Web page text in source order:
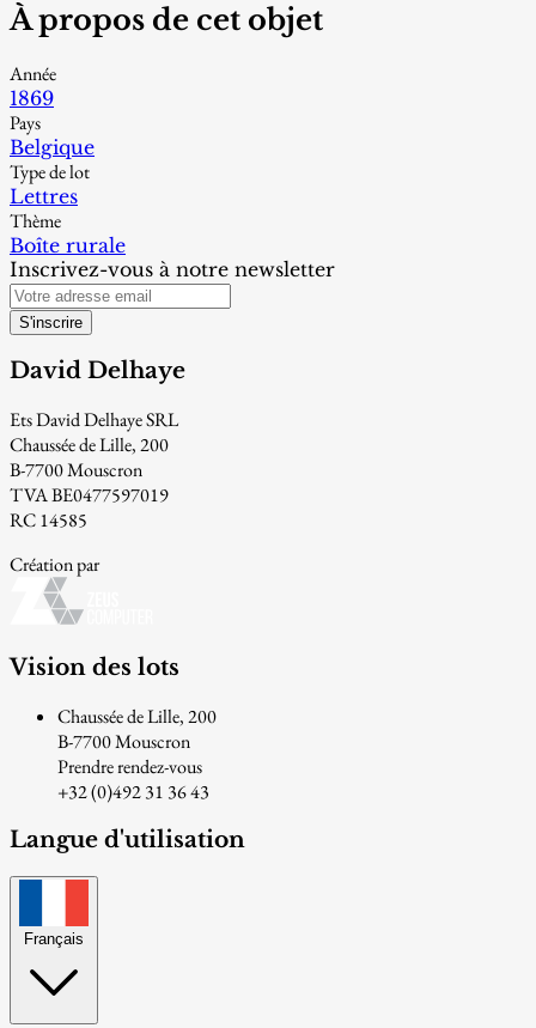
À propos de cet objet
Année
1869
Pays
Belgique
Type de lot
Lettres
Thème
Boîte rurale
Inscrivez-vous à notre newsletter
S'inscrire
David Delhaye
Ets David Delhaye SRL
Chaussée de Lille, 200
B-7700 Mouscron
TVA BE0477597019
RC 14585
Création par
Vision des lots
Chaussée de Lille, 200
B-7700 Mouscron
Prendre rendez-vous
+32 (0)492 31 36 43
Langue d'utilisation
Français